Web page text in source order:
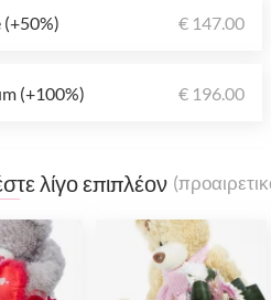
(+50%) € 147.00
(+100%) € 196.00
λίγο επιπλέον